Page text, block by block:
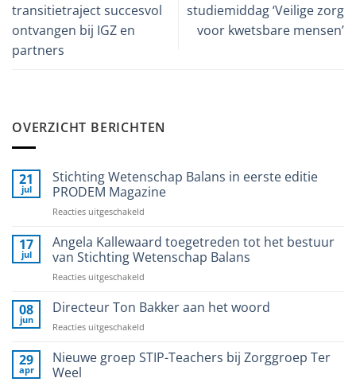
transitietraject succesvol
ontvangen bij IGZ en
partners
studiemiddag ‘Veilige zorg
voor kwetsbare mensen’
OVERZICHT BERICHTEN
21
jul
Stichting Wetenschap Balans in eerste editie
PRODEM Magazine
Reacties uitgeschakeld
Wetenschap
Balans
in
PRODEM
17
jul
Angela Kallewaard toegetreden tot het bestuur
van Stichting Wetenschap Balans
Reacties uitgeschakeld
Kallewaard
toegetreden
bestuur
08
jun
Directeur Ton Bakker aan het woord
Reacties uitgeschakeld
Ton
Bakker
29
apr
Nieuwe groep STIP-Teachers bij Zorggroep Ter
Weel